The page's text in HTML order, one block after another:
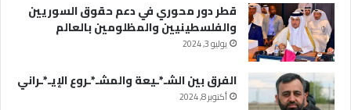
قطر دور محوري في دعم حقوق السوريين
والفلسطينيين والمظلومين بالعالم
يوليو 3, 2024
الفرق بين الشـ*ـيعة والمشـ*ـروع الإيـ*ـراني
أكتوبر 8, 2024